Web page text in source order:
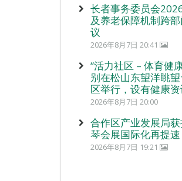
长者事务委员会
及养老保障机制跨
议
2026年8月7日 20:41
“活力社区 – 体育健
别在松山东望洋眺
区举行，设有健康
2026年8月7日 20:00
合作区产业发展局
琴会展国际化再提速
2026年8月7日 19:21